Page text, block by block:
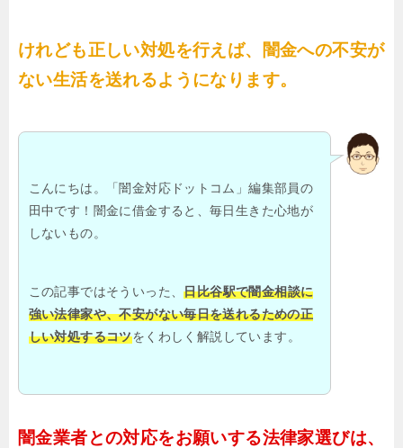
けれども正しい対処を行えば、闇金への不安が
ない生活を送れるようになります。
こんにちは。「闇金対応ドットコム」編集部員の
田中です！闇金に借金すると、毎日生きた心地が
しないもの。
この記事ではそういった、日比谷駅で闇金相談に
強い法律家や、不安がない毎日を送れるための正
しい対処するコツをくわしく解説しています。
闇金業者との対応をお願いする法律家選びは、